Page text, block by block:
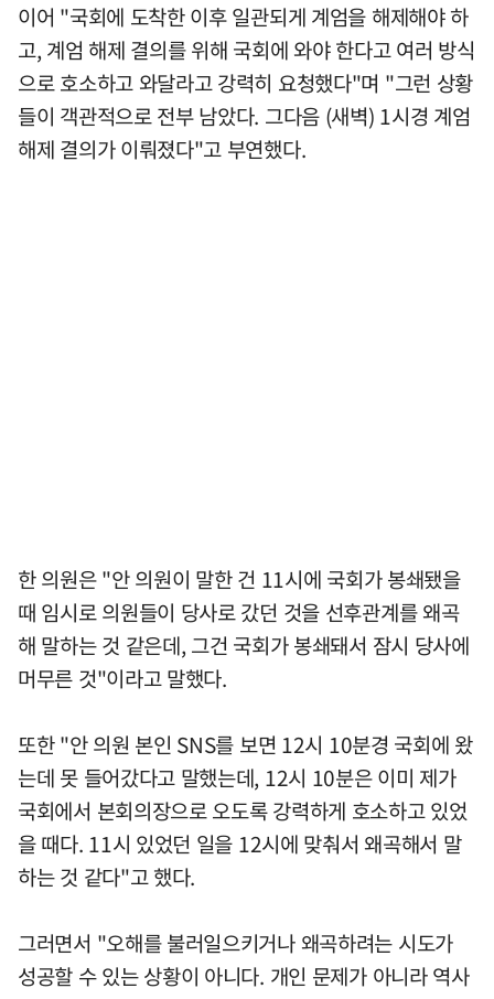
이어 "국회에 도착한 이후 일관되게 계엄을 해제해야 하
고, 계엄 해제 결의를 위해 국회에 와야 한다고 여러 방식
으로 호소하고 와달라고 강력히 요청했다"며 "그런 상황
들이 객관적으로 전부 남았다. 그다음 (새벽) 1시경 계엄
해제 결의가 이뤄졌다"고 부연했다.
한 의원은 "안 의원이 말한 건 11시에 국회가 봉쇄됐을
때 임시로 의원들이 당사로 갔던 것을 선후관계를 왜곡
해 말하는 것 같은데, 그건 국회가 봉쇄돼서 잠시 당사에
머무른 것"이라고 말했다.
또한 "안 의원 본인 SNS를 보면 12시 10분경 국회에 왔
는데 못 들어갔다고 말했는데, 12시 10분은 이미 제가
국회에서 본회의장으로 오도록 강력하게 호소하고 있었
을 때다. 11시 있었던 일을 12시에 맞춰서 왜곡해서 말
하는 것 같다"고 했다.
그러면서 "오해를 불러일으키거나 왜곡하려는 시도가
성공할 수 있는 상황이 아니다. 개인 문제가 아니라 역사